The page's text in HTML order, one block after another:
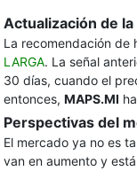
Actualización de la
La recomendación de
LARGA. La señal
30 días, cuando el
entonces, MAPS.MI
Perspectivas del
El mercado ya no es
van en aumento y